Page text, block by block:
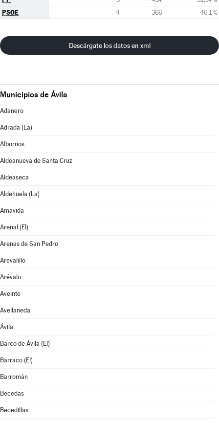
PSOE 4 366 46,1 %
Descárgate los datos en xml
Municipios de Ávila
Adanero
Adrada (La)
Albornos
Aldeanueva de Santa Cruz
Aldeaseca
Aldehuela (La)
Amavida
Arenal (El)
Arenas de San Pedro
Arevalillo
Arévalo
Aveinte
Avellaneda
Ávila
Barco de Ávila (El)
Barraco (El)
Barromán
Becedas
Becedillas